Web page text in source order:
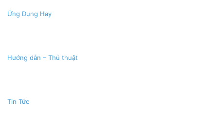
Ứng Dụng Hay
Hướng dẫn – Thủ thuật
Tin Tức